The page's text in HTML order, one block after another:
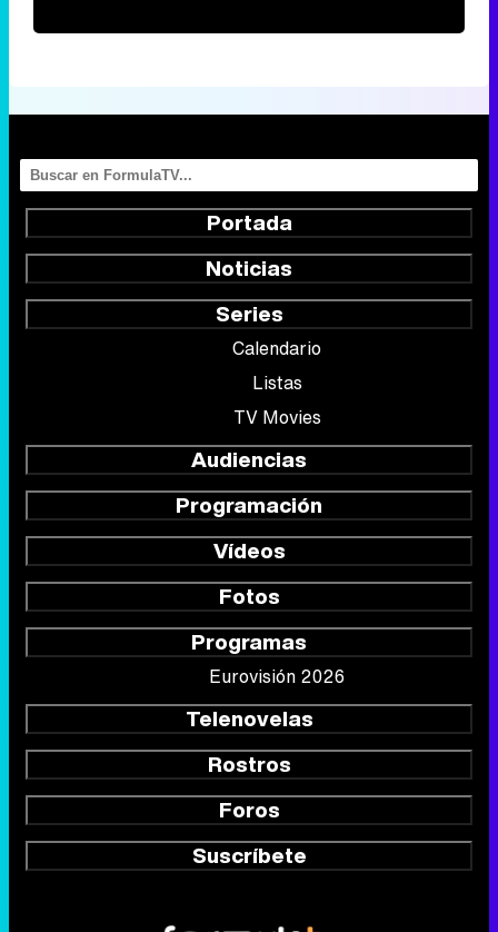
Portada
Noticias
Series
Calendario
Listas
TV Movies
Audiencias
Programación
Vídeos
Fotos
Programas
Eurovisión 2026
Telenovelas
Rostros
Foros
Suscríbete